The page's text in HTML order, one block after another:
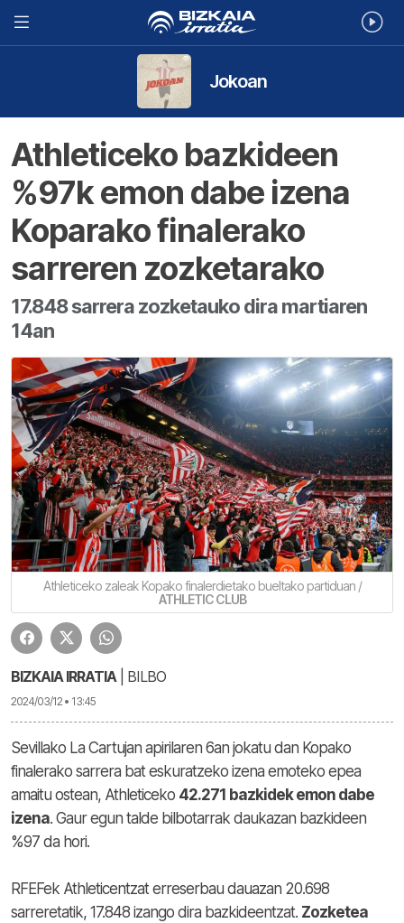
Jokoan
Athleticeko bazkideen
%97k emon dabe izena
Koparako finalerako
sarreren zozketarako
17.848 sarrera zozketauko dira martiaren
14an
Athleticeko zaleak Kopako finalerdietako bueltako partiduan /
ATHLETIC CLUB
BIZKAIA IRRATIA| BILBO
2024/03/12 • 13:45
Sevillako La Cartujan apirilaren 6an jokatu dan Kopako
finalerako sarrera bat eskuratzeko izena emoteko epea
amaitu ostean, Athleticeko 42.271 bazkidek emon dabe
izena. Gaur egun talde bilbotarrak daukazan bazkideen
%97 da hori.
RFEFek Athleticentzat erreserbau dauazan 20.698
sarreretatik, 17.848 izango dira bazkideentzat. Zozketea